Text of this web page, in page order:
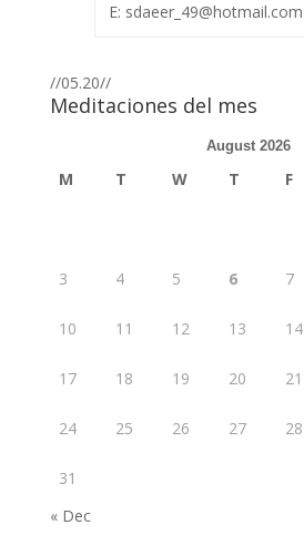
E: sdaeer_49@hotmail.com
//05.20//
Meditaciones del mes
August 2026
M T W T F
3 4 5 6 7
10 11 12 13 14
17 18 19 20 21
24 25 26 27 28
31
« Dec